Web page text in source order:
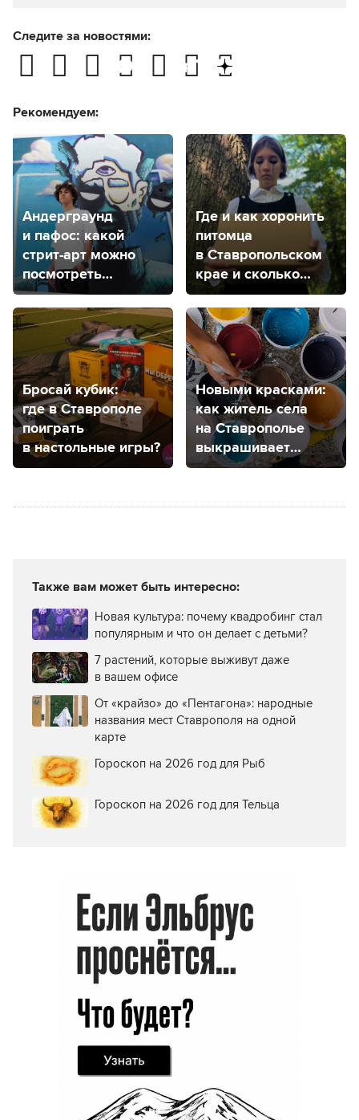
Следите за новостями:
Рекомендуем:
Андерграунд
и пафос: какой
стрит-арт можно
посмотреть
в центре
Ставрополя?
Где и как хоронить
питомца
в Ставропольском
крае и сколько
это стоит?
Бросай кубик:
где в Ставрополе
поиграть
в настольные игры?
Новыми красками:
как житель села
на Ставрополье
выкрашивает
пластиком дерево
Также вам может быть интересно:
Новая культура: почему квадробинг стал
популярным и что он делает с детьми?
7 растений, которые выживут даже
в вашем офисе
От «крайзо» до «Пентагона»: народные
названия мест Ставрополя на одной
карте
Гороскоп на 2026 год для Рыб
Гороскоп на 2026 год для Тельца